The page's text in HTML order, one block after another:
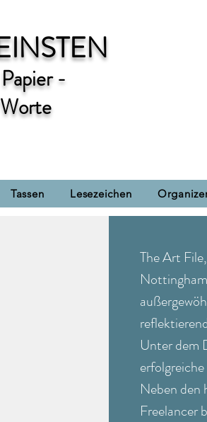
-
Tassen Lesezeichen
The Art
Unter dem
Neben den
Freelancer